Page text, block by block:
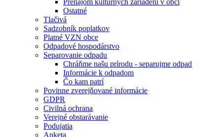
Prenájom kultúrnych zariadení v obci
Ostatné
Tlačivá
Sadzobník poplatkov
Platné VZN obce
Odpadové hospodárstvo
Separovanie odpadu
Chráňme našu prírodu - separujme odpad
Informácie k odpadom
Čo kam patrí
Povinne zverejňované informácie
GDPR
Civilná ochrana
Verejné obstarávanie
Podujatia
Anketa